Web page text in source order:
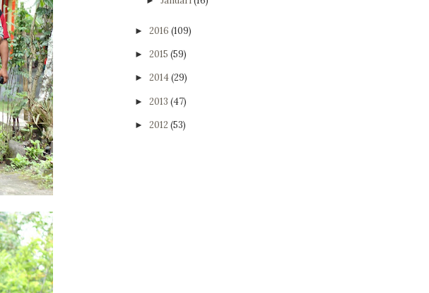
► 2016 (109)
► 2015 (59)
► 2014(29)
► 2013 (47)
► 2012 (53)